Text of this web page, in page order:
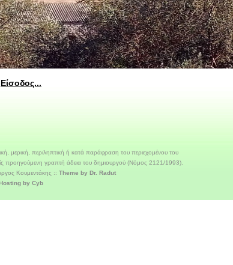
Είσοδος...
μερική, περιληπτική ή κατά παράφραση του περιεχομένου του
προηγούμενη γραπτή άδεια του δημιουργού (Νόμος 2121/1993).
Κουμεντάκης :: Theme by Dr. Radut
by Cyb